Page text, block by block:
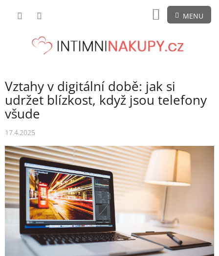
NÁKUPNÍ
KOŠÍK
Vztahy v digitální době: jak si
udržet blízkost, když jsou telefony
všude
17.4.2025